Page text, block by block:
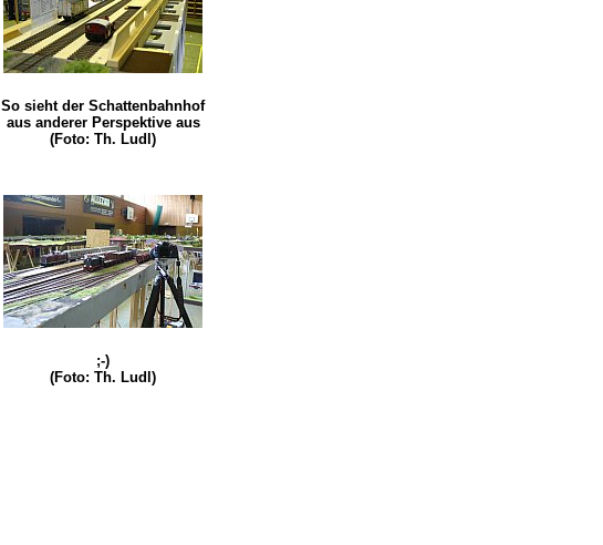
So sieht der Schattenbahnhof
aus anderer Perspektive aus
(Foto: Th. Ludl)
;-)
(Foto: Th. Ludl)